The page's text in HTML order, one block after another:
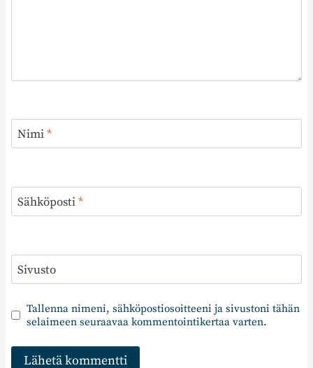
Nimi*
Sähköposti*
Sivusto
Tallenna nimeni, sähköpostiosoitteeni ja sivustoni tähän
selaimeen seuraavaa kommentointikertaa varten.